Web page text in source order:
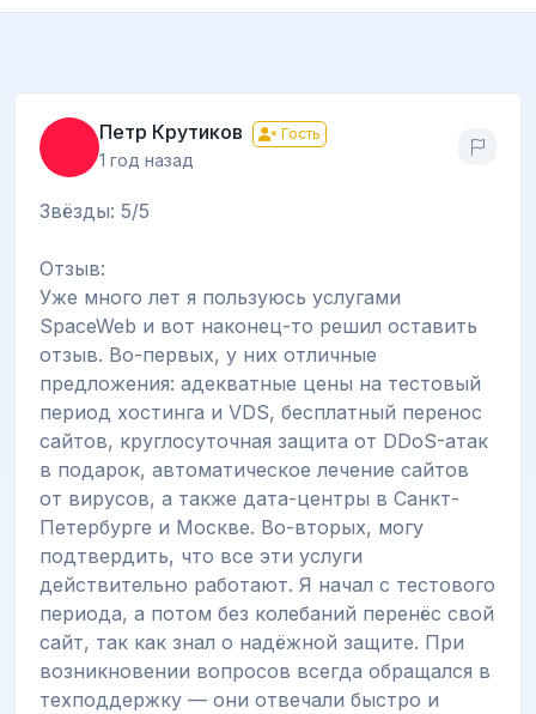
Петр Крутиков Гость
1 год назад
Звёзды: 5/5
Отзыв:
Уже много лет я пользуюсь услугами
SpaceWeb и вот наконец-то решил оставить
отзыв. Во-первых, у них отличные
предложения: адекватные цены на тестовый
период хостинга и VDS, бесплатный перенос
сайтов, круглосуточная защита от DDoS-атак
в подарок, автоматическое лечение сайтов
от вирусов, а также дата-центры в Санкт-
Петербурге и Москве. Во-вторых, могу
подтвердить, что все эти услуги
действительно работают. Я начал с тестового
периода, а потом без колебаний перенёс свой
сайт, так как знал о надёжной защите. При
возникновении вопросов всегда обращался в
техподдержку — они отвечали быстро и